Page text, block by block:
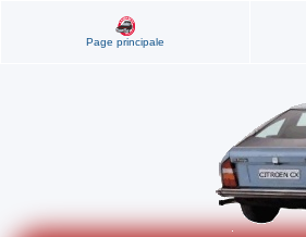
Page principale